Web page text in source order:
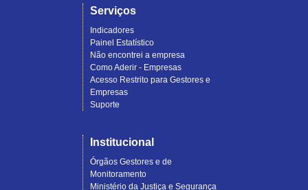
Serviços
Indicadores
Painel Estatístico
Não encontrei a empresa
Como Aderir - Empresas
Acesso Restrito para Gestores e
Empresas
Suporte
Institucional
Órgãos Gestores e de
Monitoramento
Ministério da Justiça e Segurança